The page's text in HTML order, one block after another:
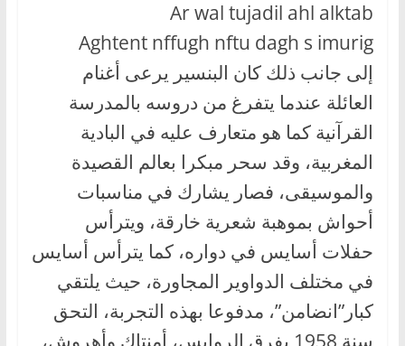
Ar wal tujadil ahl alktab
Aghtent nffugh nftu dagh s imurig
إلى جانب ذلك كان البنسير يرعى أغنام
العائلة عندما يتفرغ من دروسه بالمدرسة
القرآنية كما هو متعارف عليه في البادية
المغربية، وقد سحر مبكرا بعالم القصيدة
والموسيقى، فصار يشارك في مناسبات
أحواش بموهبة شعرية خارقة، ويترأس
حفلات أسايس في دواره، كما يترأس أسايس
في مختلف الدواوير المجاورة، حيث يلتقي
كبار”انضامن”، مدفوعا بهذه التجربة، التحق
سنة 1958 بفرق الروايس، أمنتاك وأهروش،